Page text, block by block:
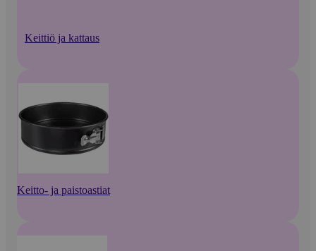
Keittiö ja kattaus
Keitto- ja paistoastiat